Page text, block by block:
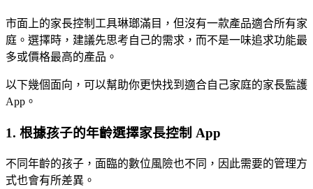
市面上的家長控制工具琳瑯滿目，但沒有一款產品適合所有家
庭。選擇時，建議先思考自己的需求，而不是一味追求功能最
多或價格最高的產品。
以下幾個面向，可以幫助你更快找到適合自己家庭的家長監護
App。
1. 根據孩子的年齡選擇家長控制 App
不同年齡的孩子，面臨的數位風險也不同，因此需要的管理方
式也會有所差異。